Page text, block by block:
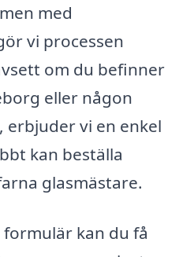
med
vi processen
om du befinner
eller någon
erbjuder vi en enkel
kan beställa
glasmästare.
kan du få